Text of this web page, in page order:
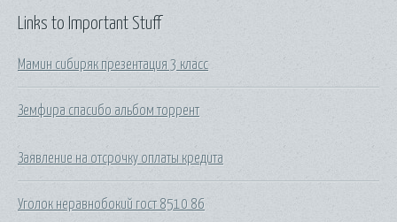
Links to Important Stuff
Мамин сибиряк презентация 3 класс
Земфира спасибо альбом торрент
Заявление на отсрочку оплаты кредита
Уголок неравнобокий гост 8510 86